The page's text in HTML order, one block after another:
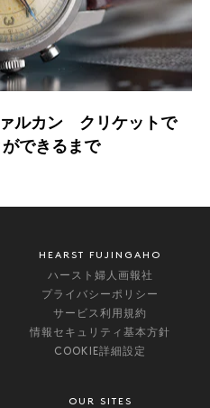
ルカン クリケットで
できるまで
HEARST FUJINGAHO
ハースト婦人画報社
プライバシーポリシー
サービス利用規約
情報セキュリティ基本方針
COOKIE詳細設定
OUR SITES